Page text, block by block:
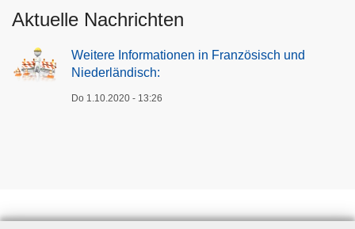
Aktuelle Nachrichten
Weitere Informationen in Französisch und
Niederländisch:
Do 1.10.2020 - 13:26